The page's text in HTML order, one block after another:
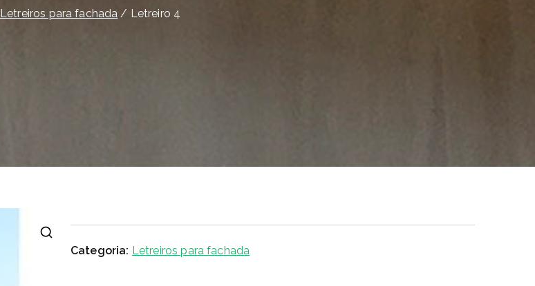
Letreiros para fachada Letreiro 4
Categoria: Letreiros para fachada